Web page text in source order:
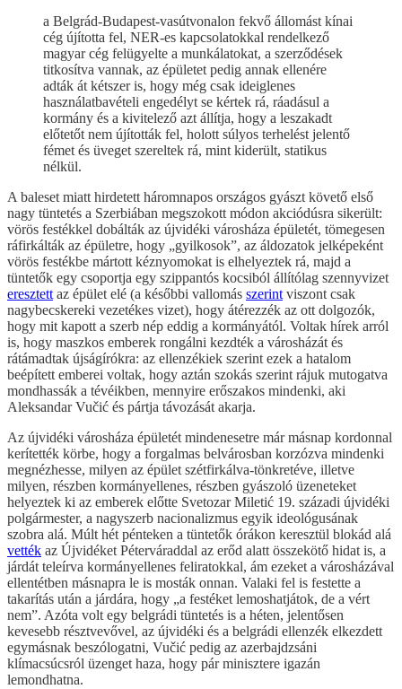
a Belgrád-Budapest-vasútvonalon fekvő állomást kínai
cég újította fel, NER-es kapcsolatokkal rendelkező
magyar cég felügyelte a munkálatokat, a szerződések
titkosítva vannak, az épületet pedig annak ellenére
adták át kétszer is, hogy még csak ideiglenes
használatbavételi engedélyt se kértek rá, ráadásul a
kormány és a kivitelező azt állítja, hogy a leszakadt
előtetőt nem újították fel, holott súlyos terhelést jelentő
fémet és üveget szereltek rá, mint kiderült, statikus
nélkül.
A baleset miatt hirdetett háromnapos országos gyászt követő első
nagy tüntetés a Szerbiában megszokott módon akciódúsra sikerült:
vörös festékkel dobálták az újvidéki városháza épületét, tömegesen
ráfirkálták az épületre, hogy „gyilkosok”, az áldozatok jelképeként
vörös festékbe mártott kéznyomokat is elhelyeztek rá, majd a
tüntetők egy csoportja egy szippantós kocsiból állítólag szennyvizet
eresztett az épület elé (a későbbi vallomás szerint viszont csak
nagybecskereki vezetékes vizet), hogy átérezzék az ott dolgozók,
hogy mit kapott a szerb nép eddig a kormányától. Voltak hírek arról
is, hogy maszkos emberek rongálni kezdték a városházát és
rátámadtak újságírókra: az ellenzékiek szerint ezek a hatalom
beépített emberei voltak, hogy aztán szokás szerint rájuk mutogatva
mondhassák a tévéikben, mennyire erőszakos mindenki, aki
Aleksandar Vučić és pártja távozását akarja.
Az újvidéki városháza épületét mindenesetre már másnap kordonnal
kerítették körbe, hogy a forgalmas belvárosban korzózva mindenki
megnézhesse, milyen az épület szétfirkálva-tönkretéve, illetve
milyen, részben kormányellenes, részben gyászoló üzeneteket
helyeztek ki az emberek előtte Svetozar Miletić 19. századi újvidéki
polgármester, a nagyszerb nacionalizmus egyik ideológusának
szobra alá. Múlt hét pénteken a tüntetők órákon keresztül blokád alá
vették az Újvidéket Péterváraddal az erőd alatt összekötő hidat is, a
járdát teleírva kormányellenes feliratokkal, ám ezeket a városházával
ellentétben másnapra le is mosták onnan. Valaki fel is festette a
takarítás után a járdára, hogy „a festéket lemoshatjátok, de a vért
nem”. Azóta volt egy belgrádi tüntetés is a héten, jelentősen
kevesebb résztvevővel, az újvidéki és a belgrádi ellenzék elkezdett
egymásnak beszólogatni, Vučić pedig az azerbajdzsáni
klímacsúcsról üzenget haza, hogy pár minisztere igazán
lemondhatna.